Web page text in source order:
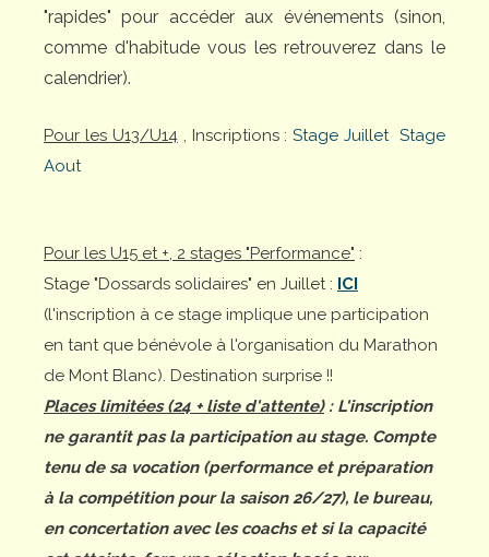
"rapides" pour accéder aux événements (sinon,
comme d'habitude vous les retrouverez dans le
calendrier).
Pour les U13/U14, Inscriptions :Stage Juillet Stage
Aout
Pour les U15 et +, 2 stages "Performance" :
Stage "Dossards solidaires" en Juillet : ICI
(l'inscription à ce stage implique une participation
en tant que bénévole à l'organisation du Marathon
de Mont Blanc). Destination surprise !!
Places limitées (24 + liste d'attente): L'inscription
ne garantit pas la participation au stage. Compte
tenu de sa vocation (performance et préparation
à la compétition pour la saison 26/27), le bureau,
en concertation avec les coachs et si la capacité